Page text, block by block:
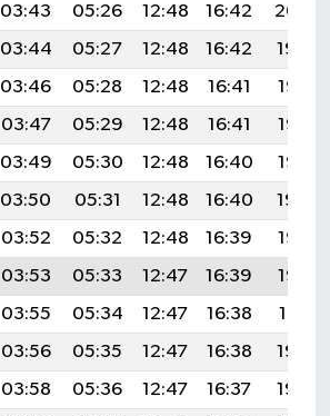
03:43 05:26 12:48 16:42
20:00
03:44 05:27 12:48 16:42
19:59
03:46 05:28 12:48 16:41
19:58
03:47 05:29 12:48 16:41
19:57
03:49 05:30 12:48 16:40
19:56
03:50 05:31 12:48 16:40
19:54
03:52 05:32 12:48 16:39
19:53
03:53 05:33 12:47 16:39
19:52
03:55 05:34 12:47 16:38
19:51
03:56 05:35 12:47 16:38
19:49
03:58 05:36 12:47 16:37
19:48